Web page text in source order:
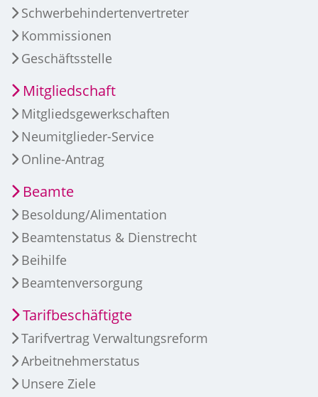
Schwerbehindertenvertreter
Kommissionen
Geschäftsstelle
Mitgliedschaft
Mitgliedsgewerkschaften
Neumitglieder-Service
Online-Antrag
Beamte
Besoldung/Alimentation
Beamtenstatus & Dienstrecht
Beihilfe
Beamtenversorgung
Tarifbeschäftigte
Tarifvertrag Verwaltungsreform
Arbeitnehmerstatus
Unsere Ziele